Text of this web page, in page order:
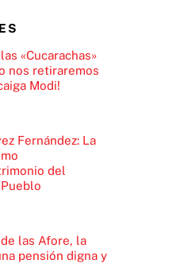
«Cucarachas»
nos retiraremos
Modi!
Fernández: La
del
las Afore, la
pensión digna y